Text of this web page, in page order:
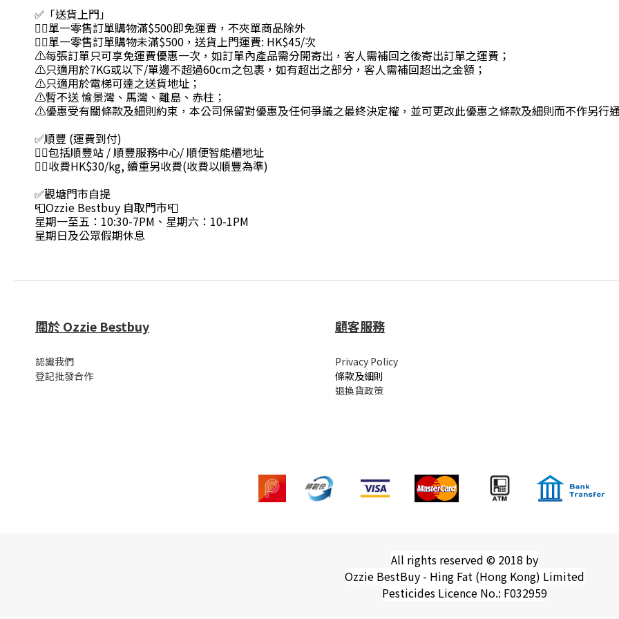
✅「送貨上門」
👉🏻單一零售訂單購物滿$500即免運費，不夾單商品除外
👉🏻單一零售訂單購物未滿$500，送貨上門運費: HK$45/次
⚠每張訂單只可享免運費優惠一次，如訂單內產品需分開寄出，客人需補回之後寄出訂單之運費；
⚠只適用於7KG或以下/單邊不超過60cm之包裹，如有超出之部分，客人需補回超出之金額；
⚠只適用於電梯可達之送貨地址；
⚠暫不送 愉景灣、馬灣、離島、赤柱；
⚠優惠受有關條款及細則約束，本公司保留對優惠及任何爭議之最終決定權，並可更改此優惠之條款及細則而不作另行
✅順豐 (運費到付)
👉🏻包括順豐站 / 順豐服務中心/ 順便智能櫃地址
👉🏻收費HK$30/kg, 續重另收費(收費以順豐為準)
✅觀塘門市自提
📮Ozzie Bestbuy 自取門市📮
星期一至五：10:30-7PM、星期六：10-1PM
星期日及公眾假期休息
關於 Ozzie Bestbuy
認識我們
登記批發合作
顧客服務
Privacy Policy
條款及細則
退換貨政策
All rights reserved © 2018 by
Ozzie BestBuy - Hing Fat (Hong Kong) Limited
Pesticides Licence No.: F032959